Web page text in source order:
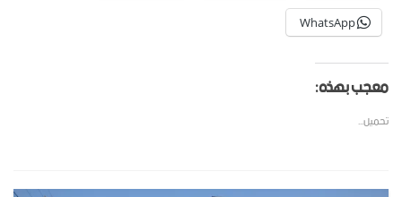
WhatsApp
معجب بهذه:
تحميل...